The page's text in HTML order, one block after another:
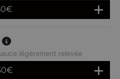
€
légèrement relevée
€